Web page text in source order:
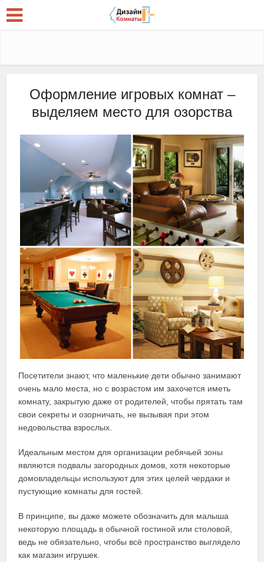
Оформление игровых комнат –
выделяем место для озорства
Посетители знают, что маленькие дети обычно занимают
очень мало места, но с возрастом им захочется иметь
комнату, закрытую даже от родителей, чтобы прятать там
свои секреты и озорничать, не вызывая при этом
недовольства взрослых.
Идеальным местом для организации ребячьей зоны
являются подвалы загородных домов, хотя некоторые
домовладельцы используют для этих целей чердаки и
пустующие комнаты для гостей.
В принципе, вы даже можете обозначить для малыша
некоторую площадь в обычной гостиной или столовой,
ведь не обязательно, чтобы всё пространство выглядело
как магазин игрушек.